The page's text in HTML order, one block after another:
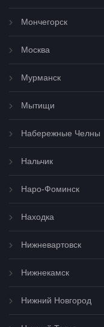
Мончегорск
Москва
Мурманск
Мытищи
Набережные Челны
Нальчик
Наро-Фоминск
Находка
Нижневартовск
Нижнекамск
Нижний Новгород